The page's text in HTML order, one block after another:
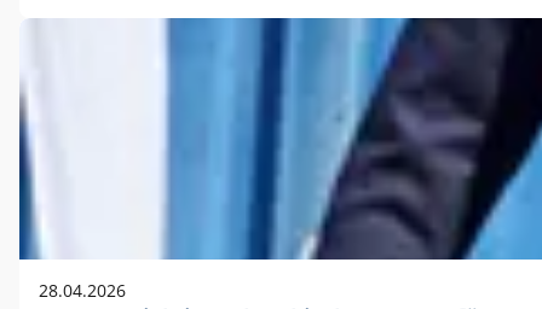
28.04.2026